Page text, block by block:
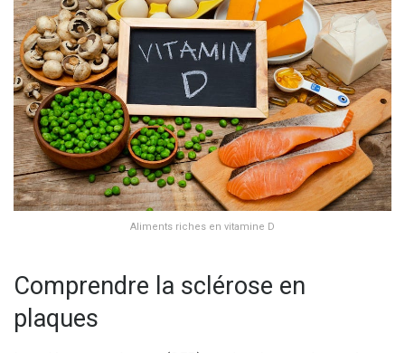
Aliments riches en vitamine D
Comprendre la sclérose en
plaques